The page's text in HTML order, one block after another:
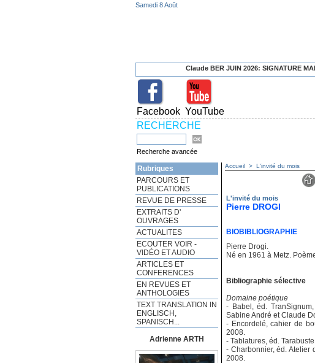
Samedi 8 Août
Claude BER JUIN 2026: SIGNATURE MARCHÉ DE
Facebook YouTube
RECHERCHE
Recherche avancée
Rubriques
PARCOURS ET
PUBLICATIONS
REVUE DE PRESSE
EXTRAITS D'
OUVRAGES
ACTUALITES
ECOUTER VOIR -
VIDÉO ET AUDIO
ARTICLES ET
CONFERENCES
EN REVUES ET
ANTHOLOGIES
TEXT TRANSLATION IN
ENGLISCH,
SPANISCH...
Adrienne ARTH
Accueil > L'invité du mois
L'invité du mois
Pierre DROGI
BIOBIBLIOGRAPHIE
Pierre Drogi.
Né en 1961 à Metz.
Bibliographie sélective
Domaine poétique
- Babel, éd.
Sabine André et Claude
- Encordelé, cahier de
2008.
- Tablatures, éd.
- Charbonnier, éd. Atelier
2008.